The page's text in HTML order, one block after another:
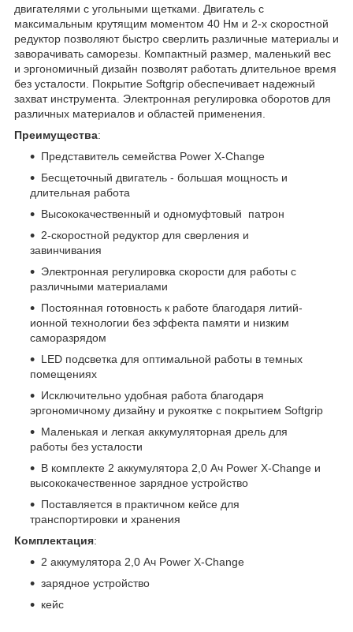
двигателями с угольными щетками. Двигатель с
максимальным крутящим моментом 40 Нм и 2-х скоростной
редуктор позволяют быстро сверлить различные материалы и
заворачивать саморезы. Компактный размер, маленький вес
и эргономичный дизайн позволят работать длительное время
без усталости. Покрытие Softgrip обеспечивает надежный
захват инструмента. Электронная регулировка оборотов для
различных материалов и областей применения.
Преимущества:
Представитель семейства Power X-Change
Бесщеточный двигатель - большая мощность и
длительная работа
Высококачественный и одномуфтовый патрон
2-скоростной редуктор для сверления и
завинчивания
Электронная регулировка скорости для работы с
различными материалами
Постоянная готовность к работе благодаря литий-
ионной технологии без эффекта памяти и низким
саморазрядом
LED подсветка для оптимальной работы в темных
помещениях
Исключительно удобная работа благодаря
эргономичному дизайну и рукоятке с покрытием Softgrip
Маленькая и легкая аккумуляторная дрель для
работы без усталости
В комплекте 2 аккумулятора 2,0 Ач Power X-Change и
высококачественное зарядное устройство
Поставляется в практичном кейсе для
транспортировки и хранения
Комплектация:
2 аккумулятора 2,0 Ач Power X-Change
зарядное устройство
кейс